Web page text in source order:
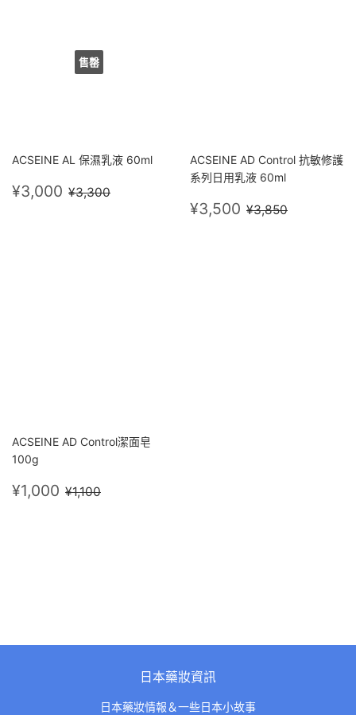
售罄
ACSEINE AL 保濕乳液 60ml
售
¥3,000 ¥3,000
定價
¥3,300
ACSEINE AD Control 抗敏修護
系列日用乳液 60ml
售
¥3,500 ¥3,500
定價
¥3,850
ACSEINE AD Control潔面皂
100g
售
價
¥1,000 ¥1,000
定價
¥1,100
日本藥妝資訊
日本藥妝情報＆一些日本小故事